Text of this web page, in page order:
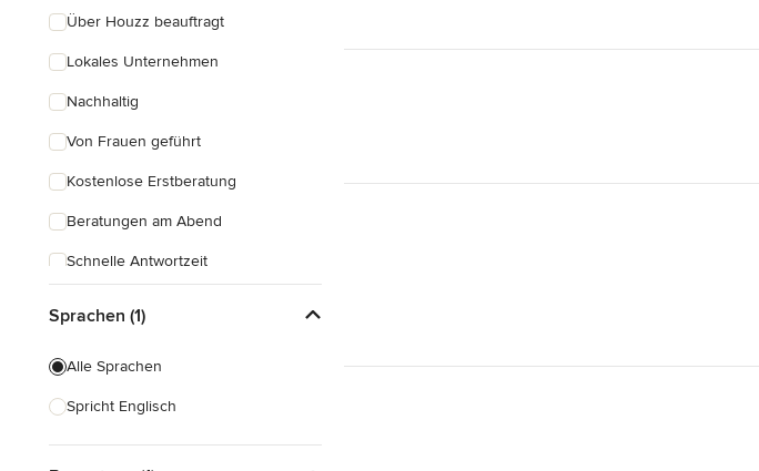
Über Houzz beauftragt
Lokales Unternehmen
Nachhaltig
Von Frauen geführt
Kostenlose Erstberatung
Beratungen am Abend
Schnelle Antwortzeit
Sprachen (1)
Alle Sprachen
Spricht Englisch